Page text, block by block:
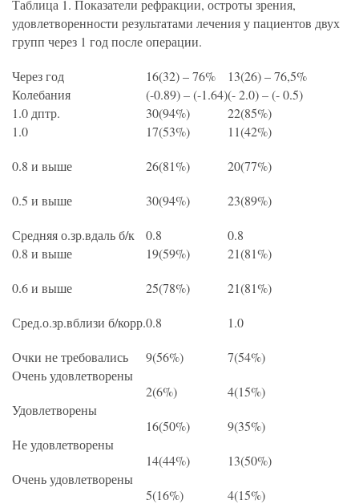
Таблица 1. Показатели рефракции, остроты зрения,
удовлетворенности результатами лечения у пациентов двух
групп через 1 год после операции.
Через год 16(32) – 76%
13(26) – 76,5%
Колебания
(-0.89) – (-1.64)(- 2.0) – (- 0.5)
1.0 дптр.
30(94%)
22(85%)
1.0
0.8 и выше
0.5 и выше
Средняя о.зр.вдаль б/к
17(53%)
26(81%)
30(94%)
0.8
11(42%)
20(77%)
23(89%)
0.8
0.8 и выше
0.6 и выше
Сред.о.зр.вблизи б/корр.
Очки не требовались
19(59%)
25(78%)
0.8
9(56%)
21(81%)
21(81%)
1.0
7(54%)
Очень удовлетворены
Удовлетворены
Не удовлетворены
2(6%)
16(50%)
14(44%)
4(15%)
9(35%)
13(50%)
Очень удовлетворены
5(16%) 4(15%)